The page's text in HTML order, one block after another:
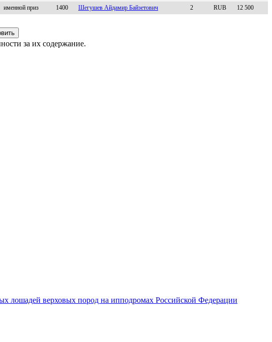
именной приз 1400 Шегушев Aйдaмир Бaйзетович 2 RUB 12 500
за их содержание.
лошадей верховых пород на ипподромах Российской Федерации